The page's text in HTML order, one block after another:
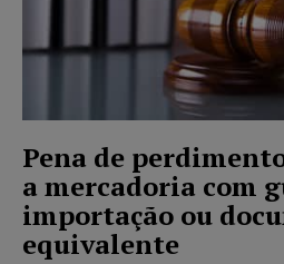
Pena de
a mercadoria com
importação ou
equivalente